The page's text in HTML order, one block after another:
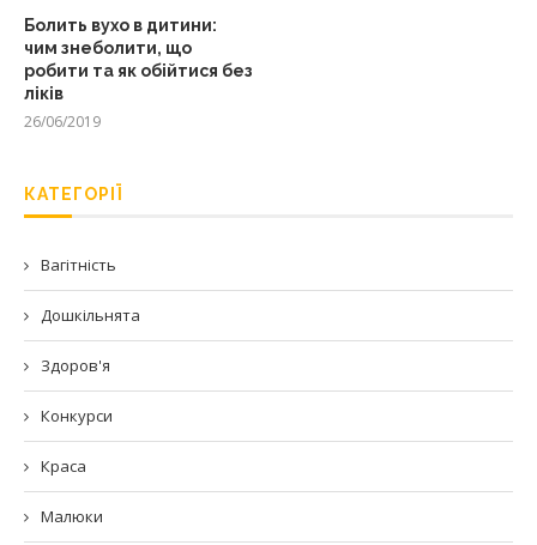
Болить вухо в дитини:
чим знеболити, що
робити та як обійтися без
ліків
26/06/2019
КАТЕГОРІЇ
Вагітність
Дошкільнята
Здоров'я
Конкурси
Краса
Малюки